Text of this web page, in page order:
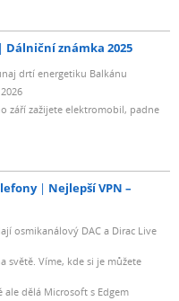
Dálniční známka 2025
drtí energetiku Balkánu
září zažijete elektromobil, padne
Nejlepší VPN –
osmikanálový DAC a Dirac Live
světě. Víme, kde si je můžete
ale dělá Microsoft s Edgem